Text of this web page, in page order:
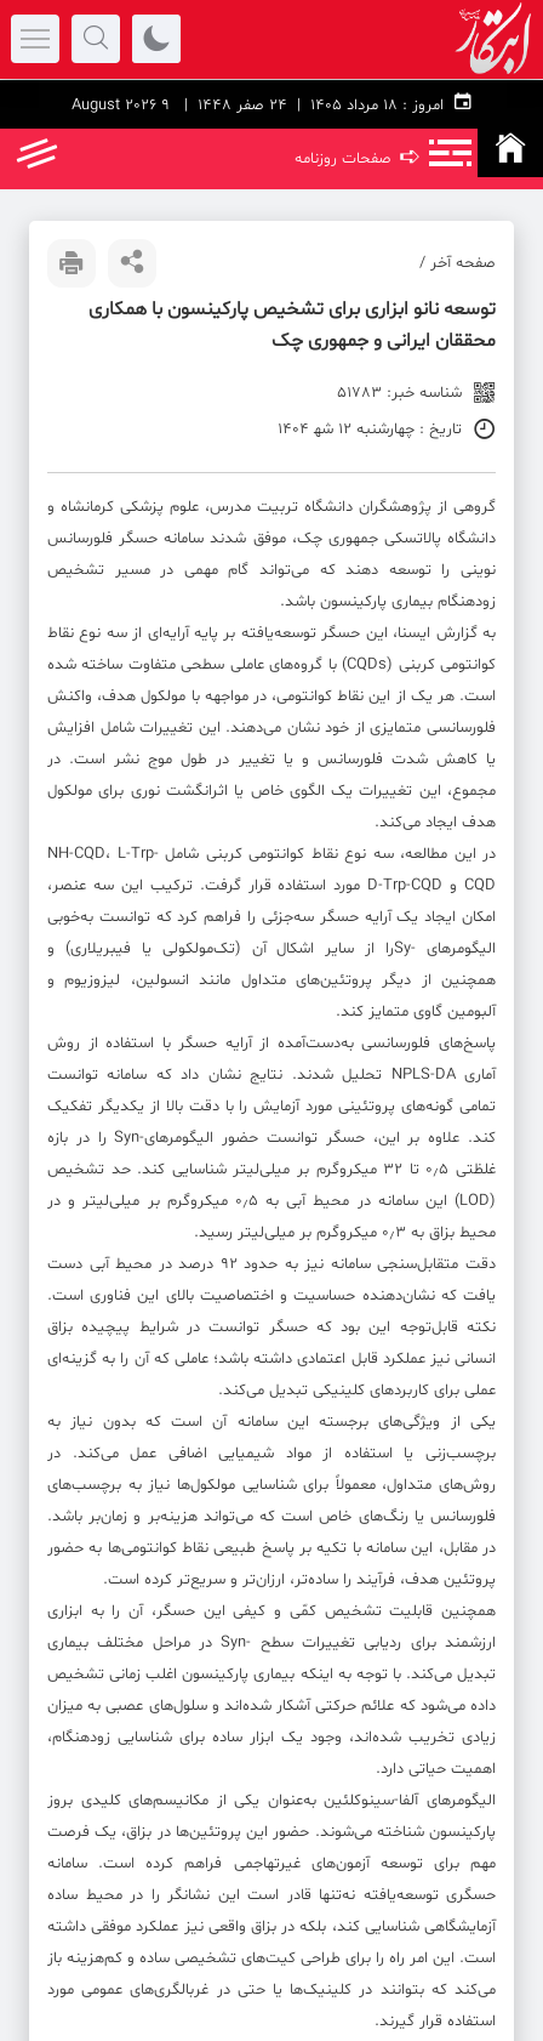
امروز : 24 صفر 1448 | 9 August 2026
➪ صفحات روزنامه
صفحه آخر /
توسعه نانو ابزاری برای تشخیص پارکینسون با همکاری
محققان ایرانی و جمهوری چک
شناسه خبر: 51783
تاریخ : چهارشنبه 12 شه‍ 1404
گروهی از پژوهشگران دانشگاه تربیت مدرس، علوم پزشکی کرمانشاه و
دانشگاه پالاتسکی جمهوری چک، موفق شدند سامانه حسگر فلورسانس
نوینی را توسعه دهند که می‌تواند گام مهمی در مسیر تشخیص
زودهنگام بیماری پارکینسون باشد.
به گزارش ایسنا، این حسگر توسعه‌یافته بر پایه آرایه‌ای از سه نوع نقاط
کوانتومی کربنی (CQDs) با گروه‌های عاملی سطحی متفاوت ساخته شده
است. هر یک از این نقاط کوانتومی، در مواجهه با مولکول هدف، واکنش
فلورسانسی متمایزی از خود نشان می‌دهند. این تغییرات شامل افزایش
یا کاهش شدت فلورسانس و یا تغییر در طول موج نشر است. در
مجموع، این تغییرات یک الگوی خاص یا اثرانگشت نوری برای مولکول
هدف ایجاد می‌کند.
در این مطالعه، سه نوع نقاط کوانتومی کربنی شامل NH-CQD، L-Trp-
CQD و D-Trp-CQD مورد استفاده قرار گرفت. ترکیب این سه عنصر،
امکان ایجاد یک آرایه حسگر سه‌جزئی را فراهم کرد که توانست به‌خوبی
الیگومرهای -Syرا از سایر اشکال آن (تک‌مولکولی یا فیبریلاری) و
همچنین از دیگر پروتئین‌های متداول مانند انسولین، لیزوزیوم و
آلبومین گاوی متمایز کند.
پاسخ‌های فلورسانسی به‌دست‌آمده از آرایه حسگر با استفاده از روش
آماری NPLS-DA تحلیل شدند. نتایج نشان داد که سامانه توانست
تمامی گونه‌های پروتئینی مورد آزمایش را با دقت بالا از یکدیگر تفکیک
کند. علاوه بر این، حسگر توانست حضور الیگومرهای-Syn را در بازه
غلظتی ۰٫۵ تا ۳۲ میکروگرم بر میلی‌لیتر شناسایی کند. حد تشخیص
(LOD) این سامانه در محیط آبی به ۰٫۵ میکروگرم بر میلی‌لیتر و در
محیط بزاق به ۰٫۳ میکروگرم بر میلی‌لیتر رسید.
دقت متقابل‌سنجی سامانه نیز به حدود ۹۲ درصد در محیط آبی دست
یافت که نشان‌دهنده حساسیت و اختصاصیت بالای این فناوری است.
نکته قابل‌توجه این بود که حسگر توانست در شرایط پیچیده بزاق
انسانی نیز عملکرد قابل اعتمادی داشته باشد؛ عاملی که آن را به گزینه‌ای
عملی برای کاربردهای کلینیکی تبدیل می‌کند.
یکی از ویژگی‌های برجسته این سامانه آن است که بدون نیاز به
برچسب‌زنی یا استفاده از مواد شیمیایی اضافی عمل می‌کند. در
روش‌های متداول، معمولاً برای شناسایی مولکول‌ها نیاز به برچسب‌های
فلورسانس یا رنگ‌های خاص است که می‌تواند هزینه‌بر و زمان‌بر باشد.
در مقابل، این سامانه با تکیه بر پاسخ طبیعی نقاط کوانتومی‌ها به حضور
پروتئین هدف، فرآیند را ساده‌تر، ارزان‌تر و سریع‌تر کرده است.
همچنین قابلیت تشخیص کمّی و کیفی این حسگر، آن را به ابزاری
ارزشمند برای ردیابی تغییرات سطح -Syn در مراحل مختلف بیماری
تبدیل می‌کند. با توجه به اینکه بیماری پارکینسون اغلب زمانی تشخیص
داده می‌شود که علائم حرکتی آشکار شده‌اند و سلول‌های عصبی به میزان
زیادی تخریب شده‌اند، وجود یک ابزار ساده برای شناسایی زودهنگام،
اهمیت حیاتی دارد.
الیگومرهای آلفا-سینوکلئین به‌عنوان یکی از مکانیسم‌های کلیدی بروز
پارکینسون شناخته می‌شوند. حضور این پروتئین‌ها در بزاق، یک فرصت
مهم برای توسعه آزمون‌های غیرتهاجمی فراهم کرده است. سامانه
حسگری توسعه‌یافته نه‌تنها قادر است این نشانگر را در محیط ساده
آزمایشگاهی شناسایی کند، بلکه در بزاق واقعی نیز عملکرد موفقی داشته
است. این امر راه را برای طراحی کیت‌های تشخیصی ساده و کم‌هزینه باز
می‌کند که بتوانند در کلینیک‌ها یا حتی در غربالگری‌های عمومی مورد
استفاده قرار گیرند.